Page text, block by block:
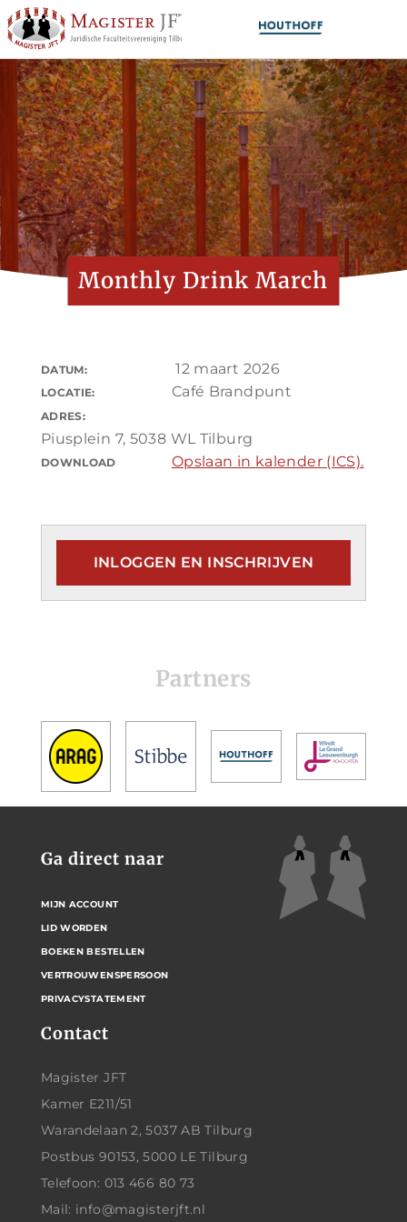
Monthly Drink March
DATUM: 12 maart 2026
LOCATIE: Café Brandpunt
ADRES:
Piusplein 7, 5038 WL Tilburg
DOWNLOAD Opslaan in kalender (ICS).
INLOGGEN EN INSCHRIJVEN
Partners
Contact
Magister JFT
Kamer E211/51
Warandelaan 2, 5037 AB Tilburg
Postbus 90153, 5000 LE Tilburg
Telefoon: 013 466 80 73
Mail: info@magisterjft.nl
Ga direct naar
MIJN ACCOUNT
LID WORDEN
BOEKEN BESTELLEN
VERTROUWENSPERSOON
PRIVACYSTATEMENT